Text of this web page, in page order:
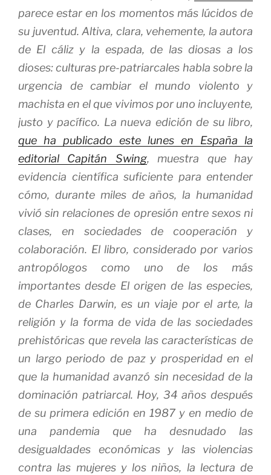
parece estar en los momentos más lúcidos de
su juventud. Altiva, clara, vehemente, la autora
de El cáliz y la espada, de las diosas a los
dioses: culturas pre-patriarcales habla sobre la
urgencia de cambiar el mundo violento y
machista en el que vivimos por uno incluyente,
justo y pacífico. La nueva edición de su libro,
que ha publicado este lunes en España la
editorial Capitán Swing, muestra que hay
evidencia científica suficiente para entender
cómo, durante miles de años, la humanidad
vivió sin relaciones de opresión entre sexos ni
clases, en sociedades de cooperación y
colaboración. El libro, considerado por varios
antropólogos como uno de los más
importantes desde El origen de las especies,
de Charles Darwin, es un viaje por el arte, la
religión y la forma de vida de las sociedades
prehistóricas que revela las características de
un largo periodo de paz y prosperidad en el
que la humanidad avanzó sin necesidad de la
dominación patriarcal. Hoy, 34 años después
de su primera edición en 1987 y en medio de
una pandemia que ha desnudado las
desigualdades económicas y las violencias
contra las mujeres y los niños, la lectura de